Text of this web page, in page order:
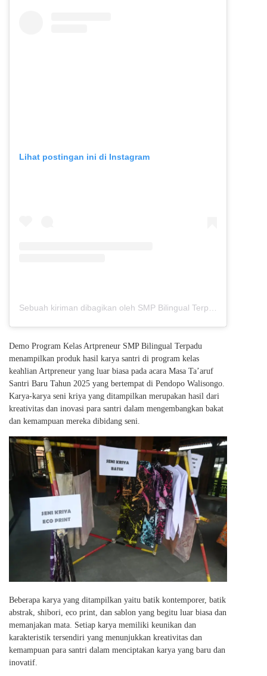
Lihat postingan ini di Instagram
Sebuah kiriman dibagikan oleh SMP Bilingual Terpadu (@smp_bilter)
Demo Program Kelas Artpreneur SMP Bilingual Terpadu
menampilkan produk hasil karya santri di program kelas
keahlian Artpreneur yang luar biasa pada acara Masa Ta’aruf
Santri Baru Tahun 2025 yang bertempat di Pendopo Walisongo.
Karya-karya seni kriya yang ditampilkan merupakan hasil dari
kreativitas dan inovasi para santri dalam mengembangkan bakat
dan kemampuan mereka dibidang seni.
Beberapa karya yang ditampilkan yaitu batik kontemporer, batik
abstrak, shibori, eco print, dan sablon yang begitu luar biasa dan
memanjakan mata. Setiap karya memiliki keunikan dan
karakteristik tersendiri yang menunjukkan kreativitas dan
kemampuan para santri dalam menciptakan karya yang baru dan
inovatif.